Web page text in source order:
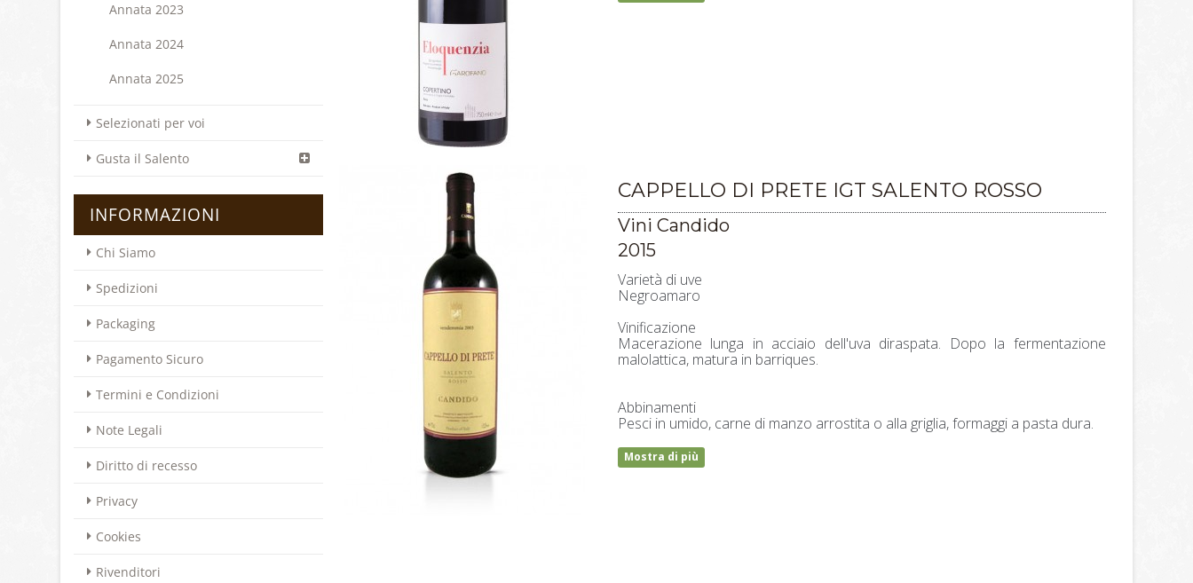
Annata 2023
Annata 2024
Annata 2025
Selezionati per voi
Gusta il Salento
INFORMAZIONI
Chi Siamo
Spedizioni
Packaging
Pagamento Sicuro
Termini e Condizioni
Note Legali
Diritto di recesso
Privacy
Cookies
Rivenditori
CAPPELLO DI PRETE IGT SALENTO ROSSO
Vini Candido
2015
Varietà di uve
Negroamaro
Vinificazione
Macerazione lunga in acciaio dell'uva diraspata. Dopo la fermentazione
malolattica, matura in barriques.
Abbinamenti
Pesci in umido, carne di manzo arrostita o alla griglia, formaggi a pasta dura.
Mostra di più